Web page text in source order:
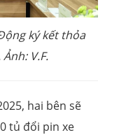
ký kết thỏa
V.F.
hai bên sẽ
tủ đổi pin xe